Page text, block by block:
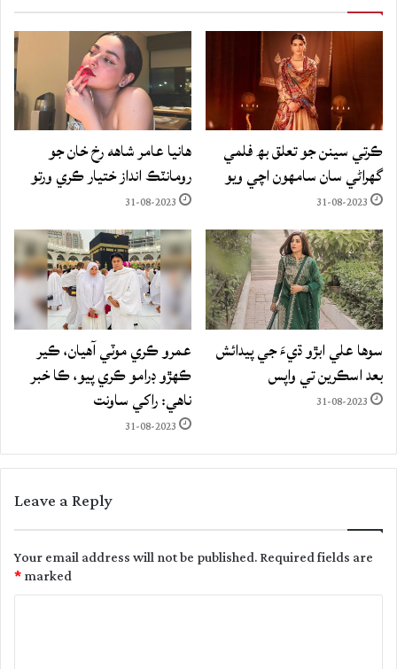
ڪرتي سينن جو تعلق بھ فلمي
گهراڻي سان سامهون اچي ويو
31-08-2023
هانيا عامر شاهه رخ خان جو
رومانٽڪ انداز ختيار ڪري ورتو
31-08-2023
سوها علي ابڙو ڌيءَ جي پيدائش
بعد اسڪرين تي واپس
31-08-2023
عمرو ڪري موٽي آهيان، ڪير
ڪهڙو ڊرامو ڪري پيو، ڪا خبر
ناهي: راکي ساونت
31-08-2023
Leave a Reply
Your email address will not be published.Required fields are
marked
*